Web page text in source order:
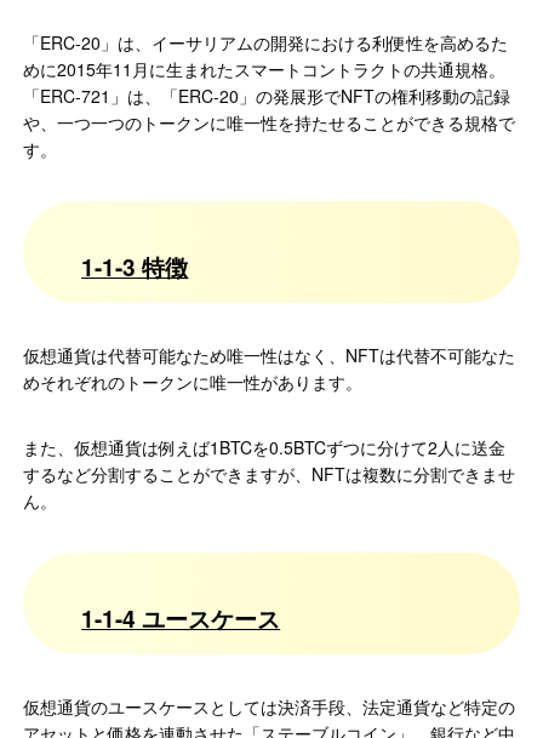
「ERC-20」は、イーサリアムの開発における利便性を高めるた
めに2015年11月に生まれたスマートコントラクトの共通規格。
「ERC-721」は、「ERC-20」の発展形でNFTの権利移動の記録
や、一つ一つのトークンに唯一性を持たせることができる規格で
す。
1-1-3 特徴
仮想通貨は代替可能なため唯一性はなく、NFTは代替不可能なた
めそれぞれのトークンに唯一性があります。
また、仮想通貨は例えば1BTCを0.5BTCずつに分けて2人に送金
するなど分割することができますが、NFTは複数に分割できませ
ん。
1-1-4 ユースケース
仮想通貨のユースケースとしては決済手段、法定通貨など特定の